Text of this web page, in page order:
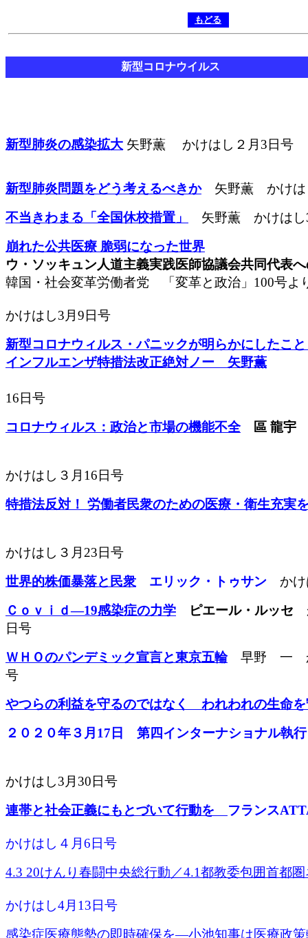
もどる
新型コロナウイルス
新型肺炎の感染拡大 矢野薫 かけはし２月3日号
新型肺炎問題をどう考えるべきか矢野薫 かけは
不当きわまる「全国休校措置」
矢野薫 かけはし
崩れた公共医療 脆弱になった世界
ウ・ソッキュン人道主義実践医師協議会共同代表
韓国・社会変革労働者党 「変革と政治」100号よ
かけはし3月9日号
新型コロナウィルス・パニックが明らかにしたこ
インフルエンザ特措法改正絶対ノー 矢野薫
16日号
コロナウィルス：政治と市場の機能不全
區 龍宇
かけはし３月16日号
特措法反対！ 労働者民衆のための医療・衛生充実
かけはし３月23日号
世界的株価暴落と民衆
エリック・トゥサン
か
Ｃｏｖｉｄ―19感染症の力学
ピエール・ルッセ
日号
ＷＨＯのパンデミック宣言と東京五輪早野 一 か
号
やつらの利益を守るのではなく われわれの生命
２０２０年３月17日 第四インターナショナル執
かけはし3月30日号
連帯と社会正義にもとづいて行動を フランス
かけはし４月6日号
4.3 20けんり春闘中央総行動／4.1都教委包囲首都
かけはし4月13日号
感染症医療態勢の即時確保を―小池知事は医療政